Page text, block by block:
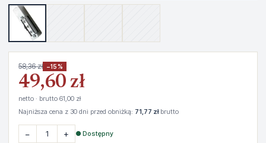
58,36 zł −15%
49,60 zł
netto · brutto 61,00 zł
Najniższa cena z 30 dni przed obniżką: 71,77 złbrutto
− + ● Dostępny